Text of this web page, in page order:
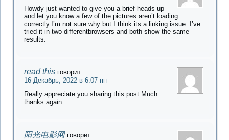
Howdy just wanted to give you a brief heads up
and let you know a few of the pictures aren’t loading
correctly.I’m not sure why but I think its a linking issue. I’ve
tried it in two differentbrowsers and both show the same
results.
read this говорит:
16 Декабрь, 2022 в 6:07 пп
Really appreciate you sharing this post.Much
thanks again.
阳光电影网 говорит: